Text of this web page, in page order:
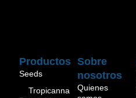
Productos
Seeds
Tropicanna
Sobre
nosotros
Quienes